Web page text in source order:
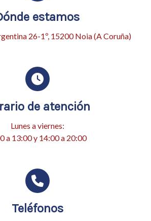
estamos
26-1º, 15200 Noia (A Coruña)
de atención
Lunes a viernes:
a 13:00 y 14:00 a 20:00
Teléfonos